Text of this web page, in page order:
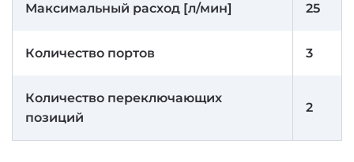
Максимальный расход [л/мин] 25
Количество портов 3
Количество переключающих
позиций
2